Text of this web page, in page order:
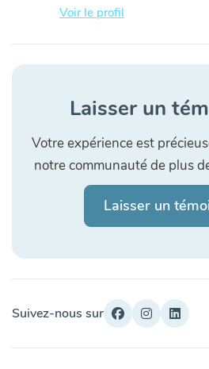
Voir le profil
Laisser un
Votre expérience est
notre communauté de plus
Laisser un
Suivez-nous sur